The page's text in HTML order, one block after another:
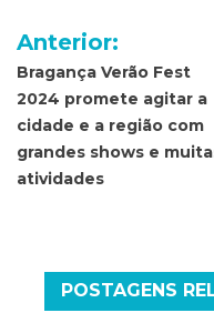
Navegação
de
Post
Anterior:
Bragança Verão Fest
2024 promete agitar a
cidade e a região com
grandes shows e
atividades
POSTAGENS